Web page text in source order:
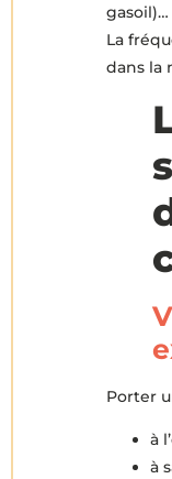
gasoil)…
La
dans la
Porter
à
à